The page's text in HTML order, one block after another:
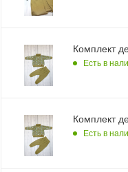
Комплект
Есть в
Комплект
Есть в